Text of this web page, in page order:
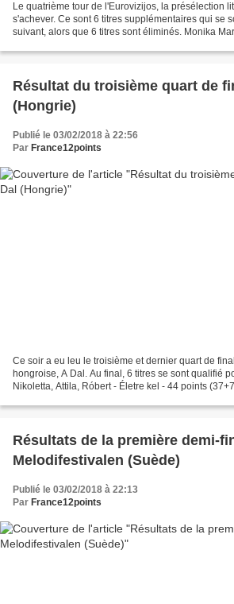
Le quatrième tour de l'Eurovizijos, la présélection
s'achever. Ce sont 6 titres supplémentaires qui se
suivant, alors que 6 titres sont éliminés. Monika
Résultat du troisième quart de
(Hongrie)
Publié le 03/02/2018 à 22:56
Par France12points
Ce soir a eu leu le troisième et dernier quart de
hongroise, A Dal. Au final, 6 titres se sont qualifié
Nikoletta, Attila, Róbert - Életre kel - 44 points
Résultats de la première demi-
Melodifestivalen (Suède)
Publié le 03/02/2018 à 22:13
Par France12points